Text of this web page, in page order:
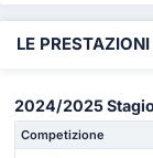
LE
2024/2025
Competizione